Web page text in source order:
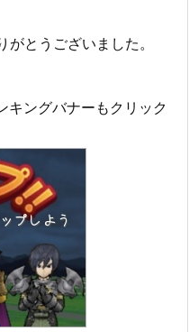
とうございました。
ングバナーもクリック